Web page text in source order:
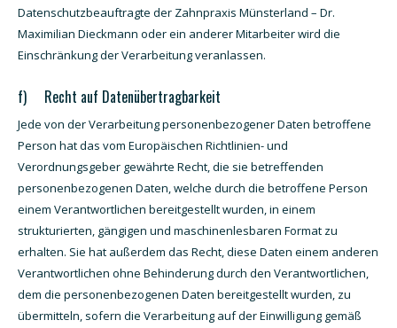
Datenschutzbeauftragte der Zahnpraxis Münsterland – Dr.
Maximilian Dieckmann oder ein anderer Mitarbeiter wird die
Einschränkung der Verarbeitung veranlassen.
f) Recht auf Datenübertragbarkeit
Jede von der Verarbeitung personenbezogener Daten betroffene
Person hat das vom Europäischen Richtlinien- und
Verordnungsgeber gewährte Recht, die sie betreffenden
personenbezogenen Daten, welche durch die betroffene Person
einem Verantwortlichen bereitgestellt wurden, in einem
strukturierten, gängigen und maschinenlesbaren Format zu
erhalten. Sie hat außerdem das Recht, diese Daten einem anderen
Verantwortlichen ohne Behinderung durch den Verantwortlichen,
dem die personenbezogenen Daten bereitgestellt wurden, zu
übermitteln, sofern die Verarbeitung auf der Einwilligung gemäß